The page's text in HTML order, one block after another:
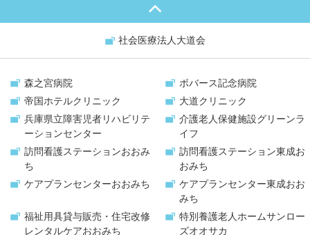
社会医療法人大道会
森之宮病院
ボバース記念病院
帝国ホテルクリニック
大道クリニック
兵庫県立障害児者リハビリテ
ーションセンター
介護老人保健施設グリーンラ
イフ
訪問看護ステーションおおみ
ち
訪問看護ステーション東成お
おみち
ケアプランセンターおおみち ケアプランセンター東成おお
みち
福祉用具貸与販売・ 住宅改修
レンタルケアおおみち
特別養護老人ホームサンロー
ズオオサカ